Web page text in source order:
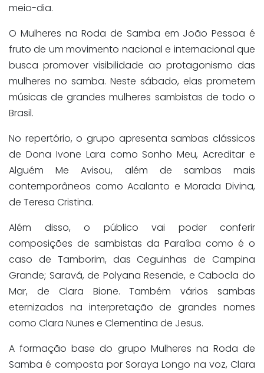
meio-dia.
O Mulheres na Roda de Samba em João Pessoa é
fruto de um movimento nacional e internacional que
busca promover visibilidade ao protagonismo das
mulheres no samba. Neste sábado, elas prometem
músicas de grandes mulheres sambistas de todo o
Brasil.
No repertório, o grupo apresenta sambas clássicos
de Dona Ivone Lara como Sonho Meu, Acreditar e
Alguém Me Avisou, além de sambas mais
contemporâneos como Acalanto e Morada Divina,
de Teresa Cristina.
Além disso, o público vai poder conferir
composições de sambistas da Paraíba como é o
caso de Tamborim, das Ceguinhas de Campina
Grande; Saravá, de Polyana Resende, e Cabocla do
Mar, de Clara Bione. Também vários sambas
eternizados na interpretação de grandes nomes
como Clara Nunes e Clementina de Jesus.
A formação base do grupo Mulheres na Roda de
Samba é composta por Soraya Longo na voz, Clara